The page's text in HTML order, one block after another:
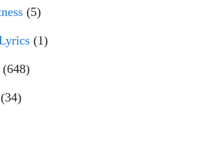
(5)
(1)
(648)
(34)